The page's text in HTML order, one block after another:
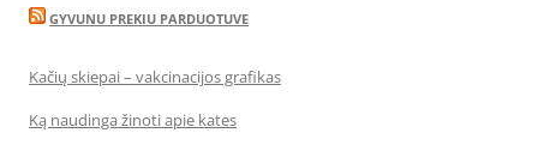
GYVUNU PREKIU PARDUOTUVE
Kačių skiepai – vakcinacijos grafikas
Ką naudinga žinoti apie kates